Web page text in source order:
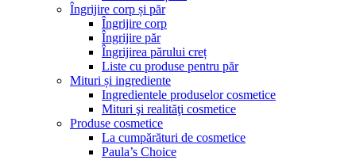
Îngrijire corp și păr
Îngrijire corp
Îngrijire păr
Îngrijirea părului creț
Liste cu produse pentru păr
Mituri și ingrediente
Ingredientele produselor cosmetice
Mituri şi realităţi cosmetice
Produse cosmetice
La cumpărături de cosmetice
Paula’s Choice